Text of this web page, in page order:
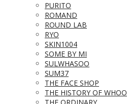
PURITO
ROMAND
ROUND LAB
RYO
SKIN1004
SOME BY MI
SULWHASOO
SUM37
THE FACE SHOP
THE HISTORY OF WHOO